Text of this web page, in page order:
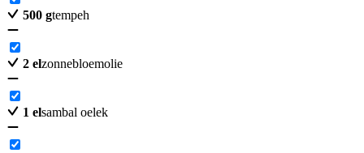
500 gtempeh
2 elzonnebloemolie
1 elsambal oelek